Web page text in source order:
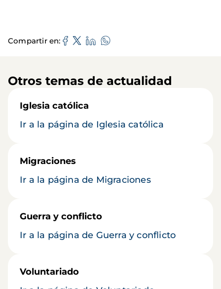
Compartir en
Otros temas de actualidad
Iglesia católica
Ir a la página de Iglesia católica
Migraciones
Ir a la página de Migraciones
Guerra y conflicto
Ir a la página de Guerra y conflicto
Voluntariado